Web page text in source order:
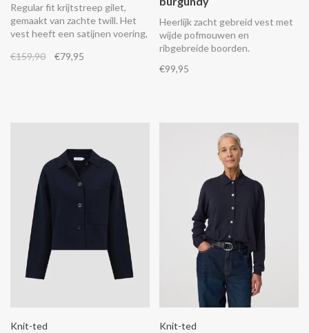
Regular fit krijtstreep gilet,
gemaakt van zachte twill. Het
vest heeft een satijnen voering,
op de voorkante, een
€159,90 €79,95
Heerlijk zacht gebreid vest met
wijde pofmouwen en
ribgebreide boorden.
€99,95
Knit-ted Knit-ted